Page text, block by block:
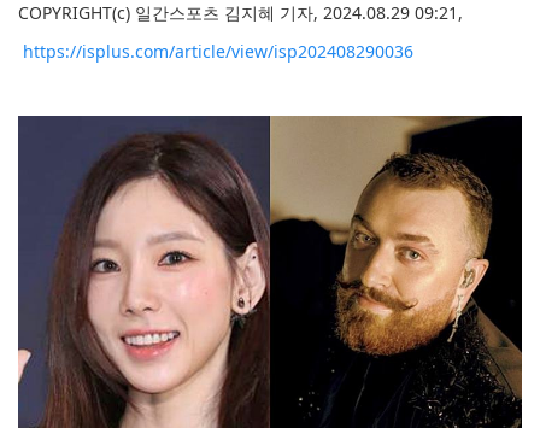
COPYRIGHT(c) 일간스포츠 김지혜 기자, 2024.08.29 09:21,
https://isplus.com/article/view/isp202408290036